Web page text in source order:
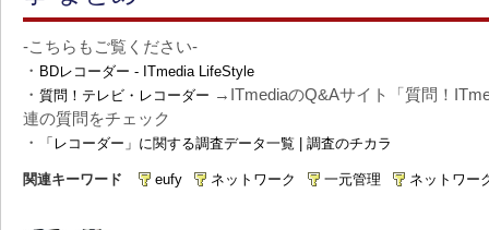
-こちらもご覧ください-
・ BDレコーダー - ITmedia LifeStyle
・ 質問！テレビ・レコーダー →ITmediaのQ&Aサイト「質問！
連の質問をチェック
・
「レコーダー」に関する調査データ一覧 | 調査のチカラ
関連キーワード eufy ネットワーク 一元管理 ネットワー